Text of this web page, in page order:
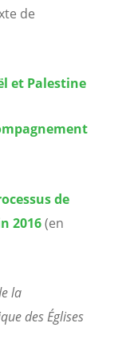
de
et Palestine
de
2016(en
la
des Églises